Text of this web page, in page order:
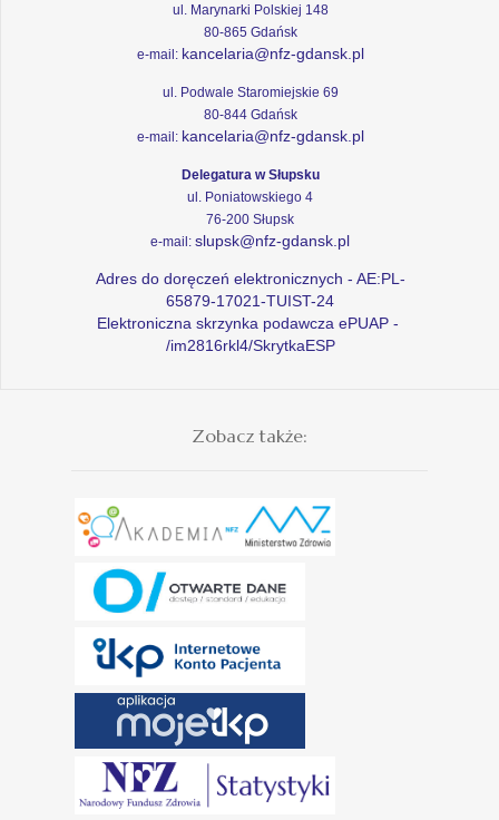
ul. Marynarki Polskiej 148
80-865 Gdańsk
e-mail: kancelaria@nfz-gdansk.pl
ul. Podwale Staromiejskie 69
80-844 Gdańsk
e-mail: kancelaria@nfz-gdansk.pl
Delegatura w Słupsku
ul. Poniatowskiego 4
76-200 Słupsk
e-mail: slupsk@nfz-gdansk.pl
Adres do doręczeń elektronicznych - AE:PL-
65879-17021-TUIST-24
Elektroniczna skrzynka podawcza ePUAP -
/im2816rkl4/SkrytkaESP
Zobacz także: